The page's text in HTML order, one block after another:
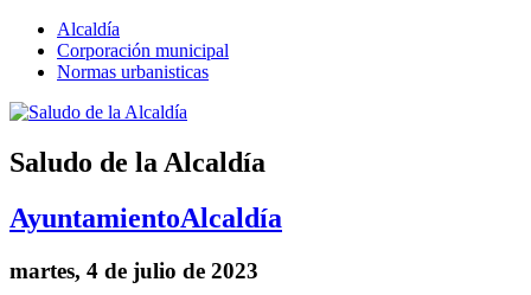
Alcaldía
Corporación municipal
Normas urbanisticas
Saludo de la Alcaldía
AyuntamientoAlcaldía
martes, 4 de julio de 2023